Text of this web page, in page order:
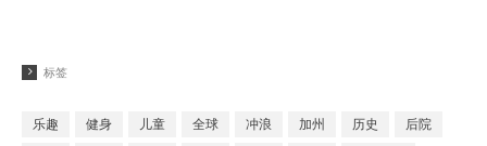
标签
乐趣 健身 儿童 全球 冲浪 加州 历史 后院